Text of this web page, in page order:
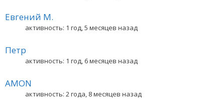
Евгений М.
активность: 1 год, 5 месяцев назад
Петр
активность: 1 год, 6 месяцев назад
AMON
активность: 2 года, 8 месяцев назад